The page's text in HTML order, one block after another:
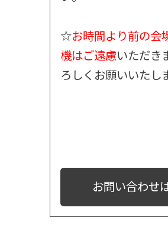
☆お時間より前の会
機はご遠慮いただき
ろしくお願いいたし
お問い合わせ